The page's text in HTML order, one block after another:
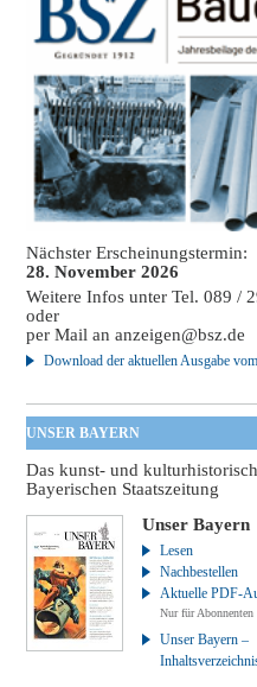
Nächster Erscheinungstermin:
28. November 2026
Weitere Infos unter Tel. 089 /
oder
per Mail ananzeigen@bsz.de
Download der aktuellen Ausgabe
UNSER BAYERN
Das kunst- und
Bayerischen Staatszeitung
Unser Bayern
Lesen
Nachbestellen
Aktuelle PDF-
Nur für Abonnenten
Unser Bayern –